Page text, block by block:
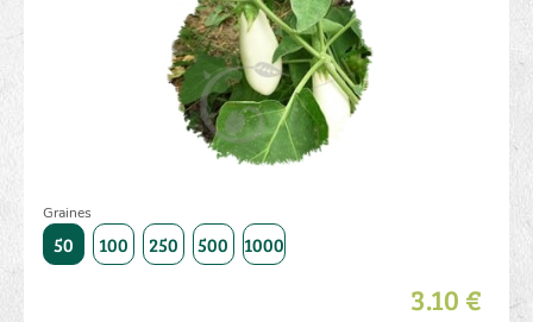
Graines
50 100 250 500 1000
3.10 €